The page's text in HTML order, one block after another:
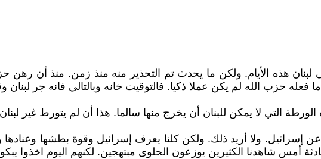
هذه الأيام. ولكن ما يحدث تم التحذير منه منذ زمن. منذ أن رهن
ما فعله حزب الله لم يكن عملا ذكيا. فالتوقيت خانه وبالتالي فانه جر
التي لا يمكن للبنان أن يخرج منها سالما. هذا أن لم يتورط غير
عن إسرائيل. ولا أريد ذلك. ولكن كلنا يعرف إسرائيل وقوة بطشها
أمس شاهدنا الكثيرين يوزعون الحلوى مبتهجين. لكنهم اليوم اخذوا